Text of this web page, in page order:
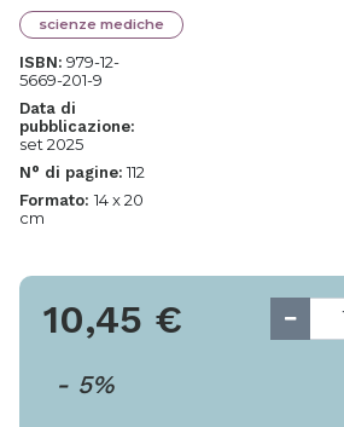
scienze mediche
ISBN: 979-12-
5669-201-9
Data di
pubblicazione:
set 2025
N° di pagine: 112
Formato: 14 x 20
cm
10,45 €
- 5%